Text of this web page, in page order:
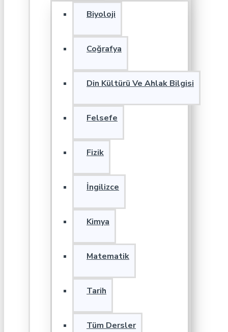
Biyoloji
Coğrafya
Din Kültürü Ve Ahlak Bilgisi
Felsefe
Fizik
İngilizce
Kimya
Matematik
Tarih
Tüm Dersler